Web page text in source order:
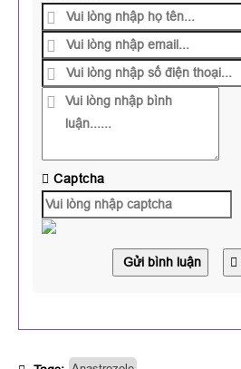
Captcha
Gửi bình luận